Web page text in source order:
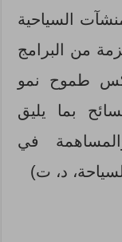
السياحية
من البرامج
طموح نمو
بما يليق
في